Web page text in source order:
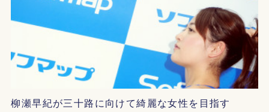
柳瀬早紀が三十路に向けて綺麗な女性を目指す